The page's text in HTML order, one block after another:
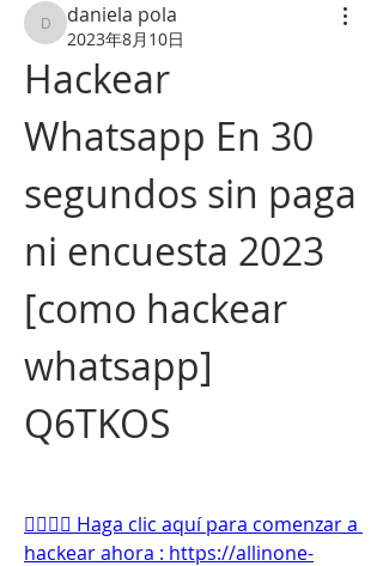
daniela pola
daniela pola
2023年8月10日
Hackear
Whatsapp En 30
segundos sin paga
ni encuesta 2023
[como hackear
whatsapp]
Q6TKOS
👉🏻👉🏻 Haga clic aquí para comenzar a
hackear ahora : https://allinone-